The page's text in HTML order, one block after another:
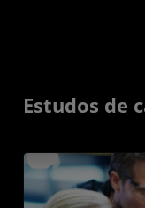
Estudos de